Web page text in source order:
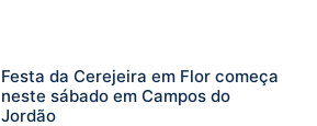
Festa da Cerejeira em Flor começa
neste sábado em Campos do
Jordão